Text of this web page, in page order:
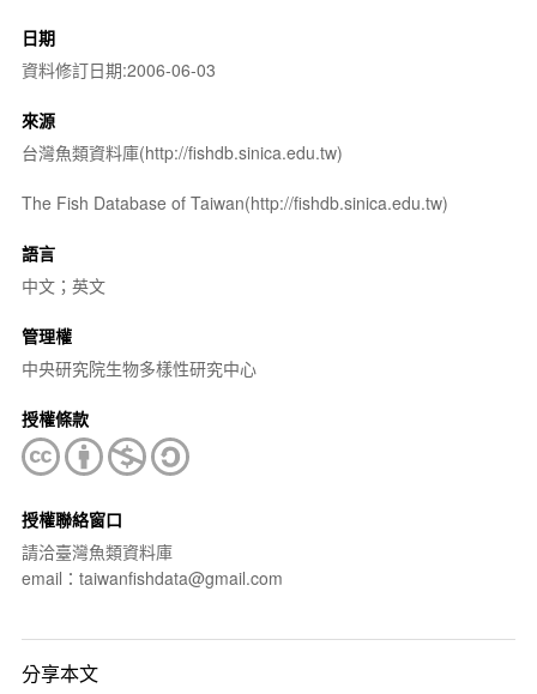
日期
資料修訂日期:2006-06-03
來源
台灣魚類資料庫(http://fishdb.sinica.edu.tw)
The Fish Database of Taiwan(http://fishdb.sinica.edu.tw)
語言
中文；英文
管理權
中央研究院生物多樣性研究中心
授權條款
授權聯絡窗口
請洽臺灣魚類資料庫
email：taiwanfishdata@gmail.com
分享本文